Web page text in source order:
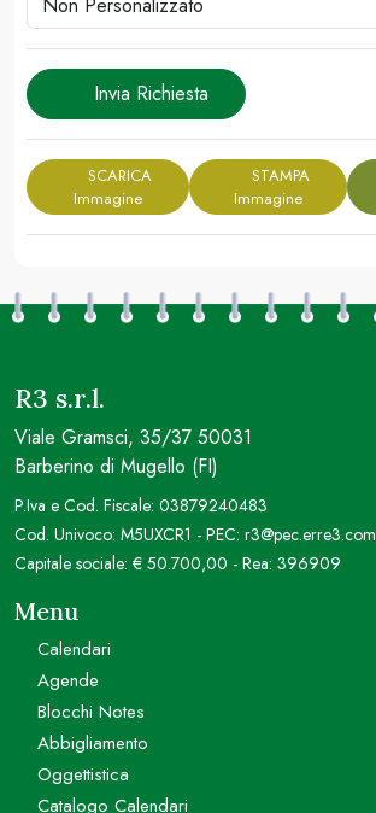
Invia Richiesta
SCARICA
Immagine
STAMPA
Immagine
R3 s.r.l.
Viale Gramsci, 35/37 50031
Barberino di Mugello (FI)
P.Iva e Cod. Fiscale: 03879240483
Cod. Univoco: M5UXCR1 - PEC: r3@pec.erre3.com
Capitale sociale: € 50.700,00 - Rea: 396909
Menu
Calendari
Agende
Blocchi Notes
Abbigliamento
Oggettistica
Catalogo Calendari